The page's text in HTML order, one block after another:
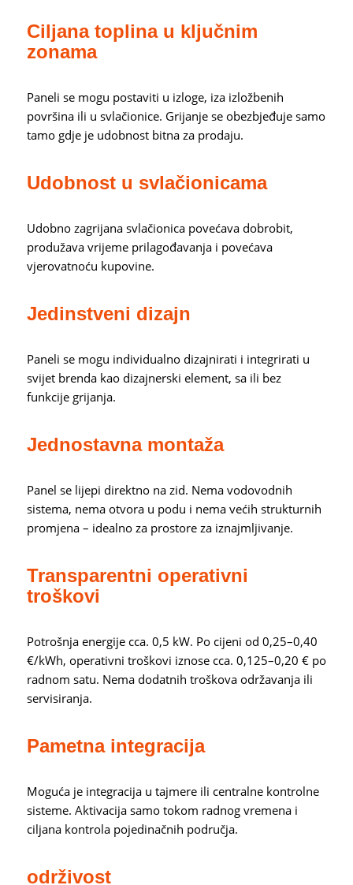
Ciljana toplina u ključnim
zonama
Paneli se mogu postaviti u izloge, iza izložbenih
površina ili u svlačionice. Grijanje se obezbjeđuje samo
tamo gdje je udobnost bitna za prodaju.
Udobnost u svlačionicama
Udobno zagrijana svlačionica povećava dobrobit,
produžava vrijeme prilagođavanja i povećava
vjerovatnoću kupovine.
Jedinstveni dizajn
Paneli se mogu individualno dizajnirati i integrirati u
svijet brenda kao dizajnerski element, sa ili bez
funkcije grijanja.
Jednostavna montaža
Panel se lijepi direktno na zid. Nema vodovodnih
sistema, nema otvora u podu i nema većih strukturnih
promjena – idealno za prostore za iznajmljivanje.
Transparentni operativni
troškovi
Potrošnja energije cca. 0,5 kW. Po cijeni od 0,25–0,40
€/kWh, operativni troškovi iznose cca. 0,125–0,20 € po
radnom satu. Nema dodatnih troškova održavanja ili
servisiranja.
Pametna integracija
Moguća je integracija u tajmere ili centralne kontrolne
sisteme. Aktivacija samo tokom radnog vremena i
ciljana kontrola pojedinačnih područja.
održivost